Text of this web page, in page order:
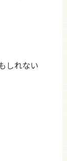
しれない